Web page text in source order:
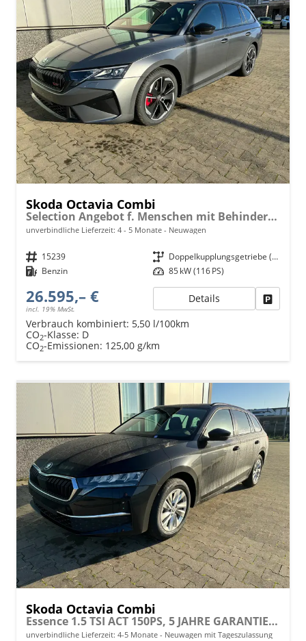
Skoda Octavia Combi
Selection Angebot f. Menschen mit Behinderung ab 50 %! 1.5 TSI Mild-Hybrid 115PS DSG/AUTOMATIK, 16" Alufelgen, Climatronic, LED-Scheinwerfer, Parksensoren hinten, Radio 10" + Wireless Smartlink, Tempomat, Multifunktions-Lederlenkrad, Dachreling
unverbindliche Lieferzeit: 4 - 5 Monate Neuwagen
Fahrzeugnr. 15239 Getriebe
Doppelkupplungsgetriebe (DSG)
Kraftstoff Benzin Leistung 85 kW (116 PS)
26.595,– €
incl. 19% MwSt.
Details
Verbrauch kombiniert: 5,50 l/100km
CO2-Klasse: D
CO2-Emissionen: 125,00 g/km
Skoda Octavia Combi
Essence 1.5 TSI ACT 150PS, 5 JAHRE GARANTIE, Climatronic, Parksensoren hinten, Sitzheizung, LED-Scheinwerfer, Radio 10" + Wireless Smartlink, Tempomat, Lederlenkrad, Dachreling
unverbindliche Lieferzeit: 4-5 Monate Neuwagen mit Tageszulassung